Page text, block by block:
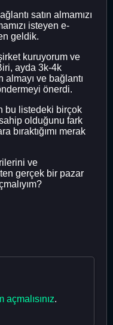
satın almamızı
isteyen e-
geldik.
kuruyorum ve
ayda 3k-4k
almayı ve bağlantı
önerdi.
bu listedeki birçok
olduğunu fark
bıraktığımı merak
ve
gerçek bir pazar
açmalısınız.